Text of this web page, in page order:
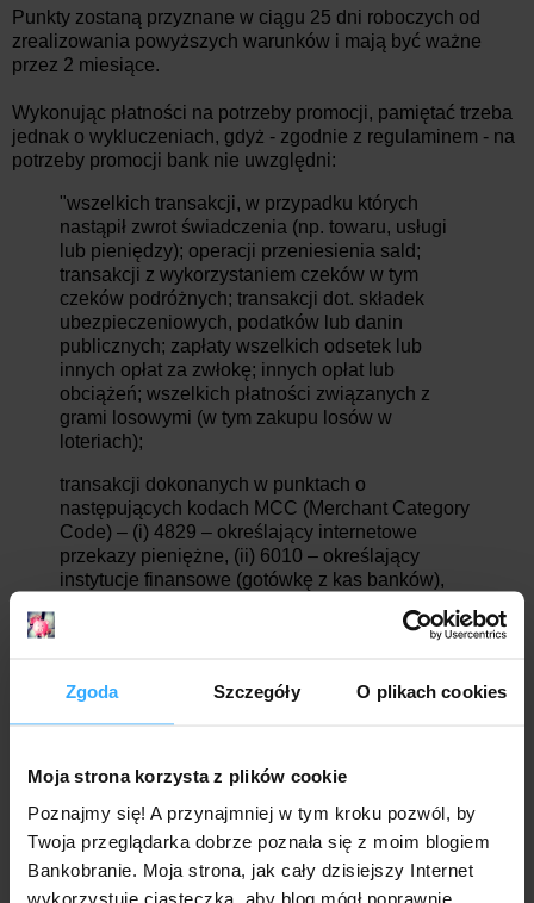
Zgoda Szczegóły O plikach cookies
Moja strona korzysta z plików cookie
Poznajmy się! A przynajmniej w tym kroku pozwól, by
Twoja przeglądarka dobrze poznała się z moim blogiem
Bankobranie. Moja strona, jak cały dzisiejszy Internet
wykorzystuje ciasteczka, aby blog mógł poprawnie
Punkty zostaną przyznane w ciągu 25 dni roboczych od
zrealizowania powyższych warunków i mają być ważne
przez 2 miesiące.
Wykonując płatności na potrzeby promocji, pamiętać trzeba
jednak o wykluczeniach, gdyż - zgodnie z regulaminem - na
potrzeby promocji bank nie uwzględni:
"wszelkich transakcji, w przypadku których
nastąpił zwrot świadczenia (np. towaru, usługi
lub pieniędzy); operacji przeniesienia sald;
transakcji z wykorzystaniem czeków w tym
czeków podróżnych; transakcji dot. składek
ubezpieczeniowych, podatków lub danin
publicznych; zapłaty wszelkich odsetek lub
innych opłat za zwłokę; innych opłat lub
obciążeń; wszelkich płatności związanych z
grami losowymi (w tym zakupu losów w
loteriach);
transakcji dokonanych w punktach o
następujących kodach MCC (Merchant Category
Code) – (i) 4829 – określający internetowe
przekazy pieniężne, (ii) 6010 – określający
instytucje finansowe (gotówkę z kas banków),
(gotówkę z bankomatów), (iv) 6012 – określający
finansowych, (vi) 6051 – określający przekazy
pieniężne w instytucjach niefinansowych (waluta
6540 – określający instytucje niefinansowe
wszelkie doładowania portfeli cyfrowych/
wirtualnych, nawet jeżeli nie znajdują w ramach
powyższych MCC; a także z wyłączeniem